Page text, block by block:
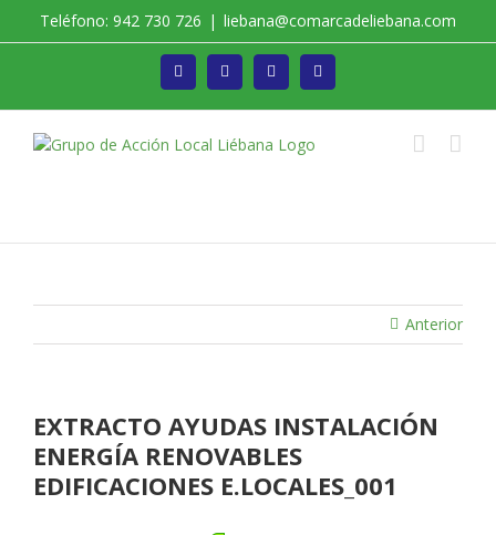
Teléfono: 942 730 726 | liebana@comarcadeliebana.com
Facebook Twitter Instagram
Anterior
EXTRACTO AYUDAS INSTALACIÓN
ENERGÍA RENOVABLES
EDIFICACIONES E.LOCALES_001